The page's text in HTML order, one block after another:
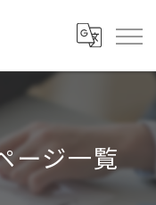
ージ一覧